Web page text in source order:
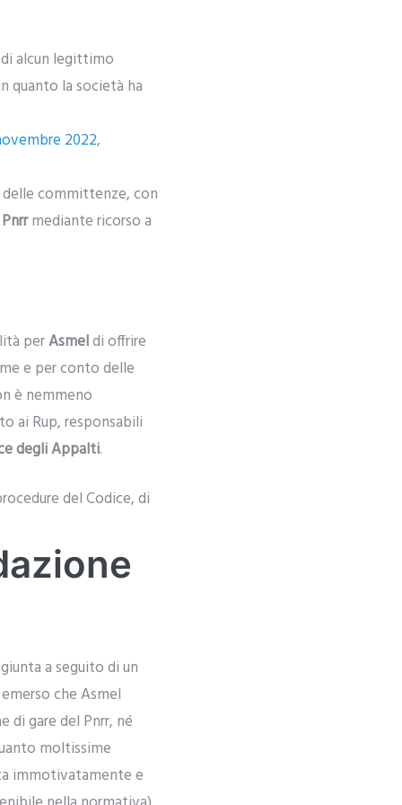
alcun legittimo
quanto la società ha
2022,
committenze, con
Pnrrmediante ricorso a
perAsmeldi offrire
e per conto delle
è nemmeno
ai Rup, responsabili
degli Appalti.
del Codice, di
a seguito di un
che Asmel
gare del Pnrr, né
moltissime
immotivatamente e